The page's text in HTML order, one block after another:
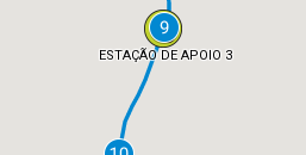
ESTAÇÃO DE APOIO 3